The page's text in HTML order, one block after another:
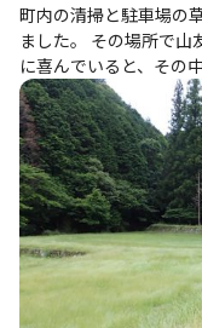
町内の清掃と駐車場の
ました。 その場所で山友さんグループにバッタリ！偶然の出会い
に喜んでいると、その
うことが出来て超感激
は嘉万城山へ移動しました。 清掃作業の後なので
選んだ山でしたが、登り甲斐の
た。